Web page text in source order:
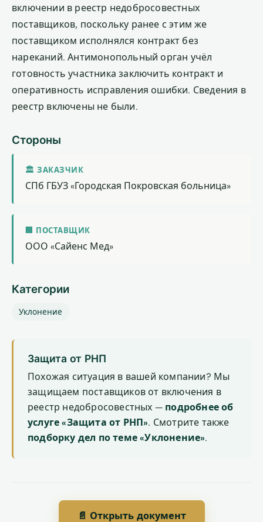
включении в реестр недобросовестных
поставщиков, поскольку ранее с этим же
поставщиком исполнялся контракт без
нареканий. Антимонопольный орган учёл
готовность участника заключить контракт и
оперативность исправления ошибки. Сведения в
реестр включены не были.
Стороны
🏛 ЗАКАЗЧИК
СПб ГБУЗ «Городская Покровская больница»
🏢 ПОСТАВЩИК
ООО «Сайенс Мед»
Категории
Уклонение
Защита от РНП
Похожая ситуация в вашей компании? Мы
защищаем поставщиков от включения в
реестр недобросовестных — подробнее об
услуге «Защита от РНП». Смотрите также
подборку дел по теме «Уклонение».
📄 Открыть документ